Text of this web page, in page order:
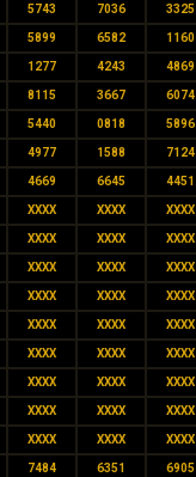
5743 7036 3325
5899 6582 1160
1277 4243 4869
8115 3667 6074
5440 0818 5896
4977 1588 7124
4669 6645 4451
XXXX XXXX XXXX
XXXX XXXX XXXX
XXXX XXXX XXXX
XXXX XXXX XXXX
XXXX XXXX XXXX
XXXX XXXX XXXX
XXXX XXXX XXXX
XXXX XXXX XXXX
XXXX XXXX XXXX
7484 6351 6905